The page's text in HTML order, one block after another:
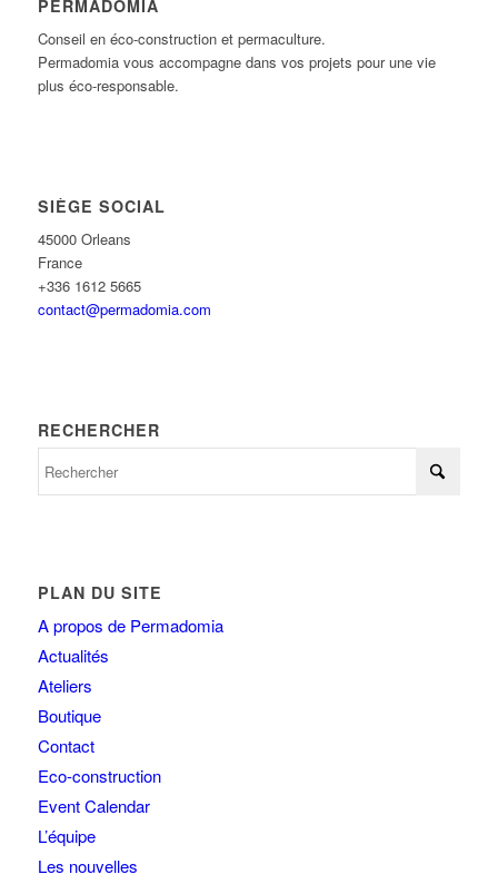
PERMADOMIA
Conseil en éco-construction et permaculture.
Permadomia vous accompagne dans vos projets pour une vie
plus éco-responsable.
SIÈGE SOCIAL
45000 Orleans
France
+336 1612 5665
contact@permadomia.com
RECHERCHER
PLAN DU SITE
A propos de Permadomia
Actualités
Ateliers
Boutique
Contact
Eco-construction
Event Calendar
L’équipe
Les nouvelles